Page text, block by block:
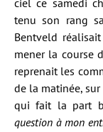
ciel ce samedi
tenu son rang
Bentveld
mener la course
reprenait les
de la matinée,
qui fait la part
question à mon